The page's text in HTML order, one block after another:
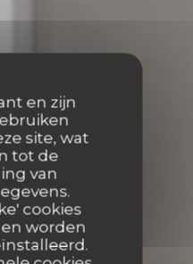
en zijn
site, wat
tot de
van
cookies
worden